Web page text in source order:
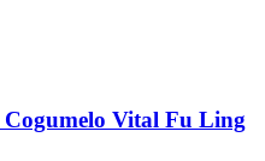
Cogumelo Vital Fu Ling